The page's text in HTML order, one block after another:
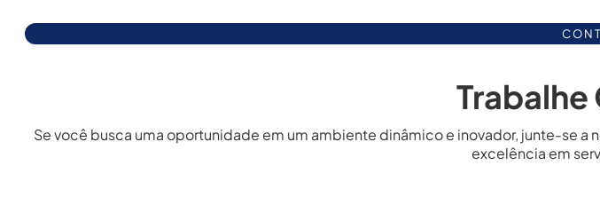
Se você busca uma oportunidade em um ambiente dinâmico e inovador, junte-se a
excelência em